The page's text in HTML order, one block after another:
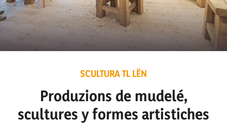
SCULTURA TL LËN
Produzions de mudelé,
scultures y formes artistiches